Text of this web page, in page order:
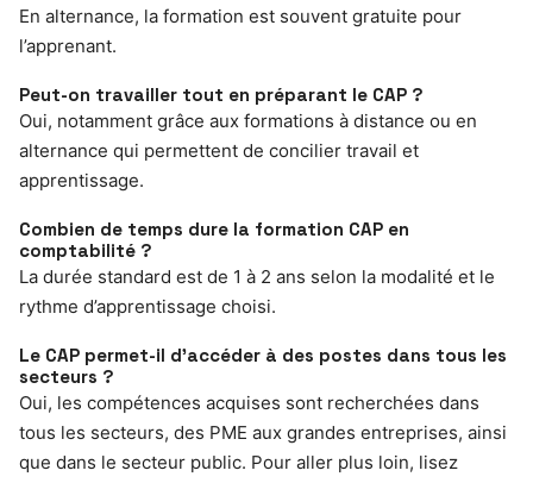
En alternance, la formation est souvent gratuite pour
l’apprenant.
Peut-on travailler tout en préparant le CAP ?
Oui, notamment grâce aux formations à distance ou en
alternance qui permettent de concilier travail et
apprentissage.
Combien de temps dure la formation CAP en
comptabilité ?
La durée standard est de 1 à 2 ans selon la modalité et le
rythme d’apprentissage choisi.
Le CAP permet-il d’accéder à des postes dans tous les
secteurs ?
Oui, les compétences acquises sont recherchées dans
tous les secteurs, des PME aux grandes entreprises, ainsi
que dans le secteur public. Pour aller plus loin, lisez